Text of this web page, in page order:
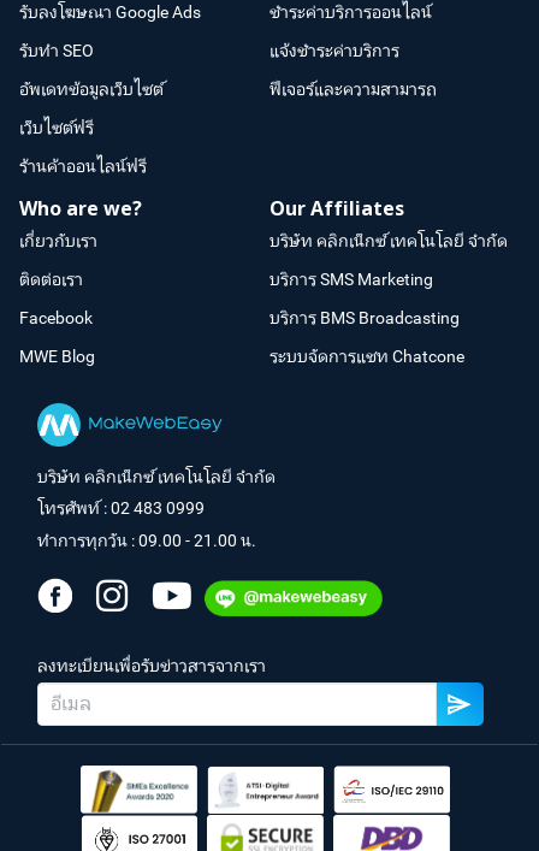
รับลงโฆษณา Google Ads
รับทำ SEO
อัพเดทข้อมูลเว็บไซต์
เว็บไซต์ฟรี
ร้านค้าออนไลน์ฟรี
ชำระค่าบริการออนไลน์
แจ้งชำระค่าบริการ
ฟีเจอร์และความสามารถ
Who are we?
เกี่ยวกับเรา
ติดต่อเรา
Facebook
MWE Blog
Our Affiliates
บริษัท คลิกเน็กซ์ เทคโนโลยี จำกัด
บริการ SMS Marketing
บริการ BMS Broadcasting
ระบบจัดการแชท Chatcone
บริษัท คลิกเน็กซ์ เทคโนโลยี จำกัด
โทรศัพท์ :02 483 0999
ทำการทุกวัน : 09.00 - 21.00 น.
ลงทะเบียนเพื่อรับข่าวสารจากเรา